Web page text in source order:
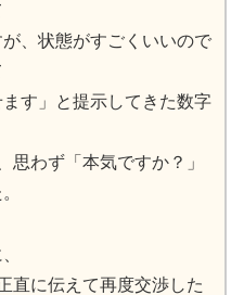
が、状態がすごくいいので
す」と提示してきた数字
思わず「本気ですか？」
直に伝えて再度交渉した